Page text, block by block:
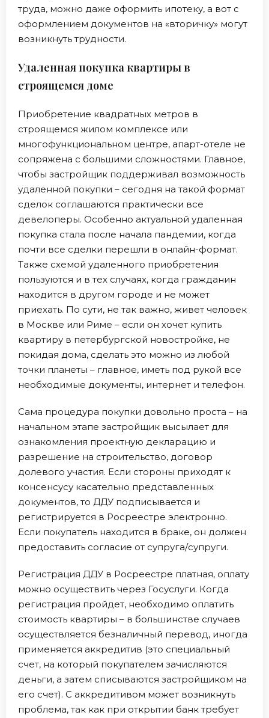
труда, можно даже оформить ипотеку, а вот с
оформлением документов на «вторичку» могут
возникнуть трудности.
Удаленная покупка квартиры в
строящемся доме
Приобретение квадратных метров в
строящемся жилом комплексе или
многофункциональном центре, апарт-отеле не
сопряжена с большими сложностями. Главное,
чтобы застройщик поддерживал возможность
удаленной покупки – сегодня на такой формат
сделок соглашаются практически все
девелоперы. Особенно актуальной удаленная
покупка стала после начала пандемии, когда
почти все сделки перешли в онлайн-формат.
Также схемой удаленного приобретения
пользуются и в тех случаях, когда гражданин
находится в другом городе и не может
приехать. По сути, не так важно, живет человек
в Москве или Риме – если он хочет купить
квартиру в петербургской новостройке, не
покидая дома, сделать это можно из любой
точки планеты – главное, иметь под рукой все
необходимые документы, интернет и телефон.
Сама процедура покупки довольно проста – на
начальном этапе застройщик высылает для
ознакомления проектную декларацию и
разрешение на строительство, договор
долевого участия. Если стороны приходят к
консенсусу касательно представленных
документов, то ДДУ подписывается и
регистрируется в Росреестре электронно.
Если покупатель находится в браке, он должен
предоставить согласие от супруга/супруги.
Регистрация ДДУ в Росреестре платная, оплату
можно осуществить через Госуслуги. Когда
регистрация пройдет, необходимо оплатить
стоимость квартиры – в большинстве случаев
осуществляется безналичный перевод, иногда
применяется аккредитив (это специальный
счет, на который покупателем зачисляются
деньги, а затем списываются застройщиком на
его счет). С аккредитивом может возникнуть
проблема, так как при открытии банк требует